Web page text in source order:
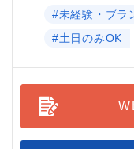
#未経験・ブラ
#土日のみOK